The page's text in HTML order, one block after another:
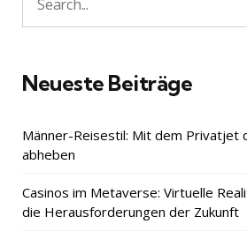
Search
for:
Neueste Beiträge
Männer-Reisestil: Mit dem Privatjet
abheben
Casinos im Metaverse: Virtuelle
die Herausforderungen der Zukunft